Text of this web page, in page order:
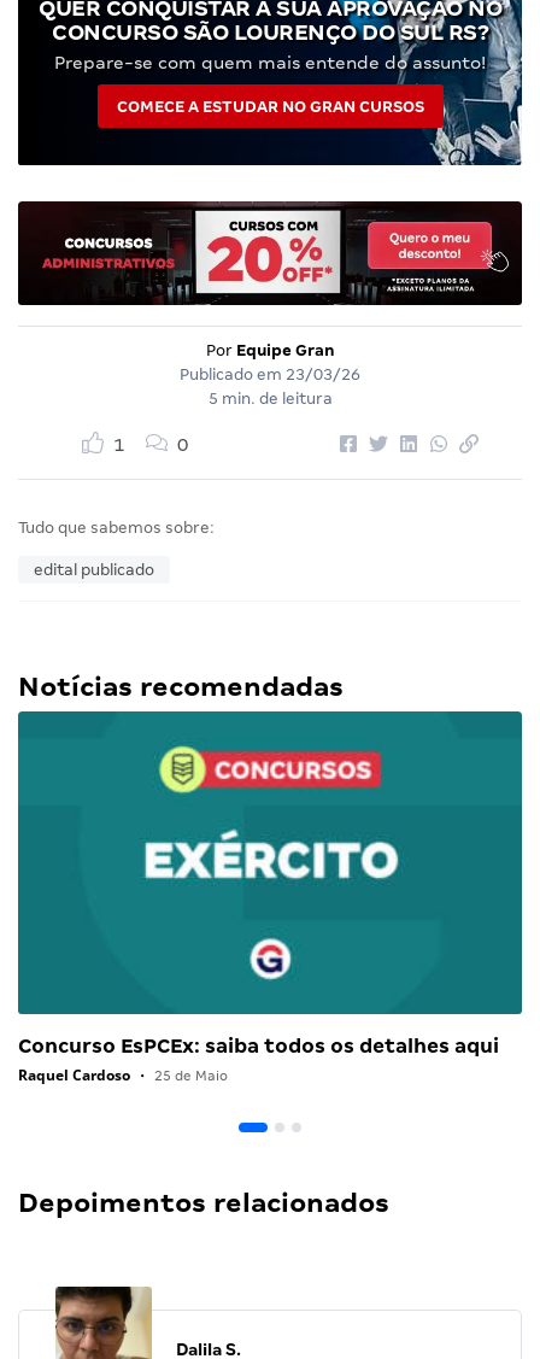
QUER CONQUISTAR A SUA APROVAÇÃO NO
CONCURSO SÃO LOURENÇO DO SUL RS?
Prepare-se com quem mais entende do assunto!
COMECE A ESTUDAR NO GRAN CURSOS
Por Equipe Gran
Publicado em 23/03/26
5 min. de leitura
1 0
Tudo que sabemos sobre:
edital publicado
Notícias recomendadas
Concurso EsPCEx: saiba todos os detalhes aqui
Raquel Cardoso • 25 de Maio
Depoimentos relacionados
Dalila S.